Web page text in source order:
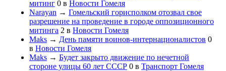
митинг 0 в Новости Гомеля
Narayan → Гомельский горисполком отозвал свое
разрешение на проведение в городе оппозиционного
митинга 2 в Новости Гомеля
Maks → День памяти воинов-интернационалистов 0
в Новости Гомеля
Maks → Будет закрыто движение по нечетной
стороне улицы 60 лет СССР 0 в Транспорт Гомеля